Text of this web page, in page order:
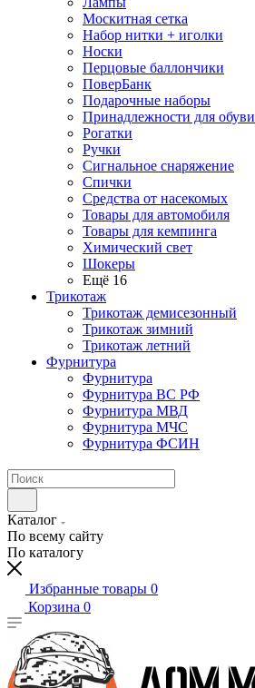
Москитная сетка
Набор нитки + иголки
Носки
Перцовые баллончики
ПоверБанк
Подарочные наборы
Принадлежности для обуви
Рогатки
Ручки
Сигнальное снаряжение
Спички
Средства от насекомых
Товары для автомобиля
Товары для кемпинга
Химический свет
Шокеры
Ещё 16
Трикотаж
Трикотаж демисезонный
Трикотаж зимний
Трикотаж летний
Фурнитура
Фурнитура
Фурнитура ВС РФ
Фурнитура МВД
Фурнитура МЧС
Фурнитура ФСИН
Каталог
По всему сайту
По каталогу
Избранные товары 0
Корзина 0